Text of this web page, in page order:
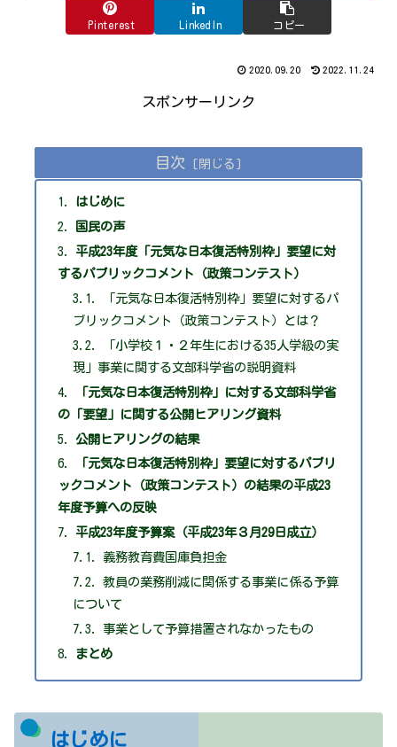
Pinterest LinkedIn コピー
2020.09.20 2022.11.24
スポンサーリンク
目次
はじめに
国民の声
平成23年度「元気な日本復活特別枠」要望に対
するパブリックコメント（政策コンテスト）
「元気な日本復活特別枠」要望に対するパ
ブリックコメント（政策コンテスト）とは？
「小学校１・２年生における35人学級の実
現」事業に関する文部科学省の説明資料
「元気な日本復活特別枠」に対する文部科学省
の「要望」に関する公開ヒアリング資料
公開ヒアリングの結果
「元気な日本復活特別枠」要望に対するパブリ
ックコメント（政策コンテスト）の結果の平成23
年度予算への反映
平成23年度予算案（平成23年３月29日成立）
義務教育費国庫負担金
教員の業務削減に関係する事業に係る予算
について
事業として予算措置されなかったもの
まとめ
はじめに